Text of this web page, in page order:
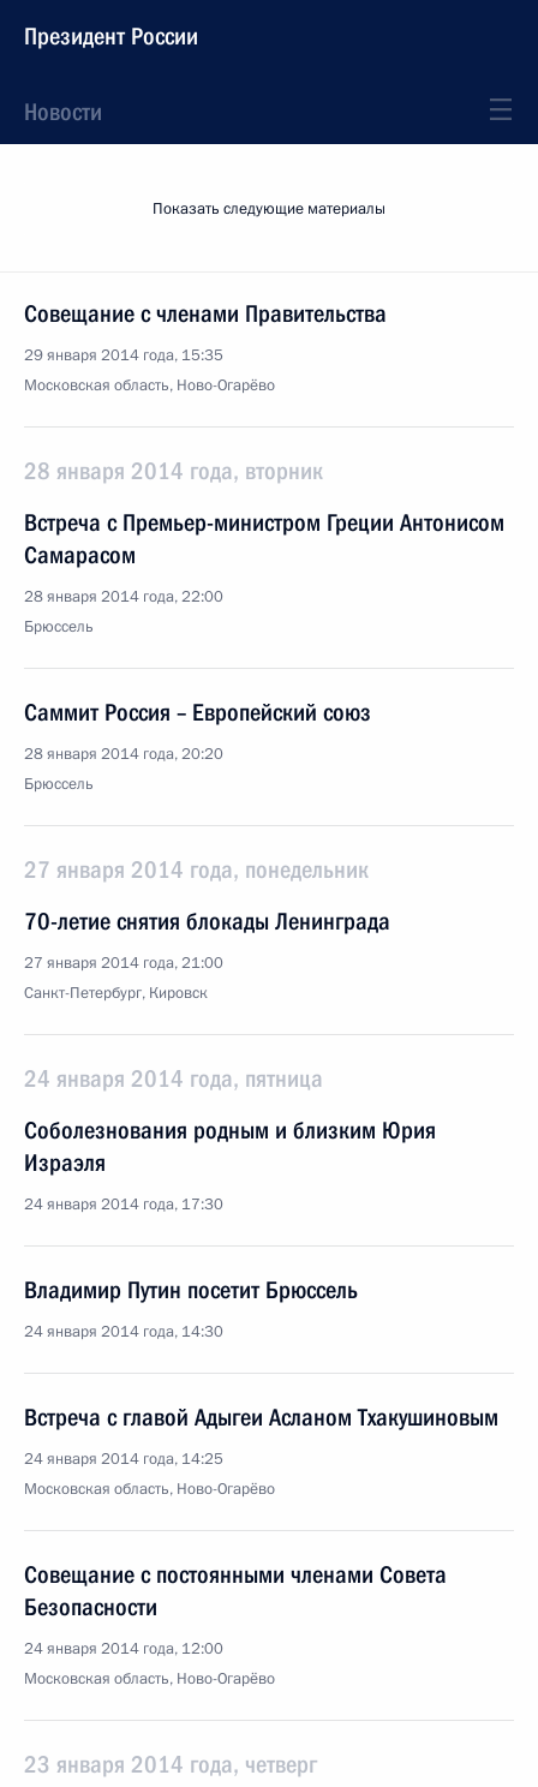
Президент России
Новости
Показать следующие материалы
Совещание с членами Правительства
29 января 2014 года, 15:35
Московская область, Ново-Огарёво
28 января 2014 года, вторник
Встреча с Премьер-министром Греции Антонисом
Самарасом
28 января 2014 года, 22:00
Брюссель
Саммит Россия – Европейский союз
28 января 2014 года, 20:20
Брюссель
27 января 2014 года, понедельник
70-летие снятия блокады Ленинграда
27 января 2014 года, 21:00
Санкт-Петербург, Кировск
24 января 2014 года, пятница
Соболезнования родным и близким Юрия
Израэля
24 января 2014 года, 17:30
Владимир Путин посетит Брюссель
24 января 2014 года, 14:30
Встреча с главой Адыгеи Асланом Тхакушиновым
24 января 2014 года, 14:25
Московская область, Ново-Огарёво
Совещание с постоянными членами Совета
Безопасности
24 января 2014 года, 12:00
Московская область, Ново-Огарёво
23 января 2014 года, четверг